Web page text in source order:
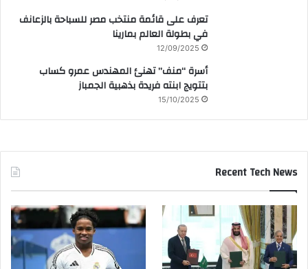
تعرف على قائمة منتخب مصر للسباحة بالزعانف
في بطولة العالم بمارينا
12/09/2025
أسرة “منف” تهنئ المهندس عمرو كساب
بتتويج ابنته فريدة بذهبية الجمباز
15/10/2025
Recent Tech News